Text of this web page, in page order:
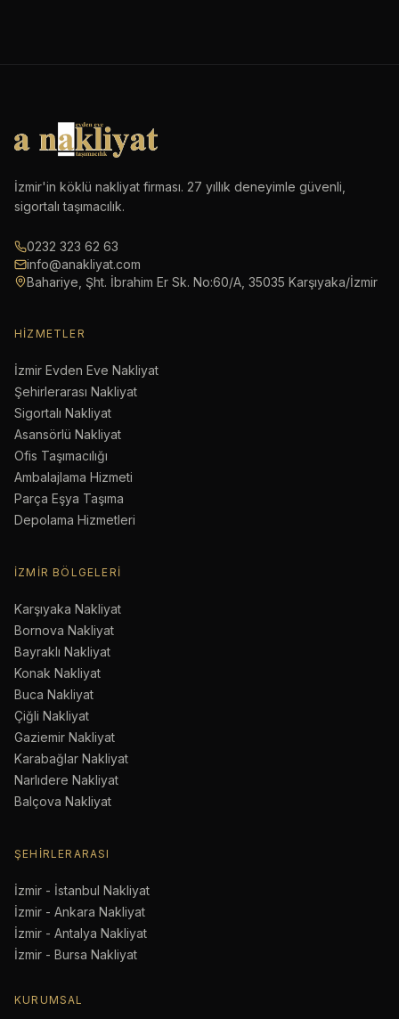
İzmir'in köklü nakliyat firması. 27 yıllık deneyimle güvenli,
sigortalı taşımacılık.
0232 323 62 63
info@anakliyat.com
Bahariye, Şht. İbrahim Er Sk. No:60/A, 35035 Karşıyaka/İzmir
HIZMETLER
İzmir Evden Eve Nakliyat
Şehirlerarası Nakliyat
Sigortalı Nakliyat
Asansörlü Nakliyat
Ofis Taşımacılığı
Ambalajlama Hizmeti
Parça Eşya Taşıma
Depolama Hizmetleri
İZMIR BÖLGELERI
Karşıyaka Nakliyat
Bornova Nakliyat
Bayraklı Nakliyat
Konak Nakliyat
Buca Nakliyat
Çiğli Nakliyat
Gaziemir Nakliyat
Karabağlar Nakliyat
Narlıdere Nakliyat
Balçova Nakliyat
ŞEHIRLERARASI
İzmir - İstanbul Nakliyat
İzmir - Ankara Nakliyat
İzmir - Antalya Nakliyat
İzmir - Bursa Nakliyat
KURUMSAL